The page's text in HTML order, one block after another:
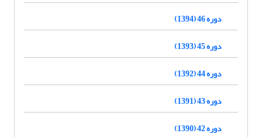
دوره 46 (1394)
دوره 45 (1393)
دوره 44 (1392)
دوره 43 (1391)
دوره 42 (1390)